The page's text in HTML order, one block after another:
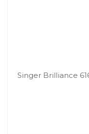
Singer Brilliance